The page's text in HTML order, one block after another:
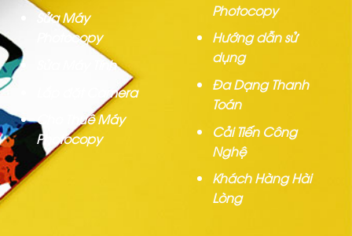
Sửa Máy
Photocopy
Sửa Máy Tính
Lắp đặt Camera
Cho Thuê Máy
Photocopy
Photocopy
Hướng dẫn sử
dụng
Đa Dạng Thanh
Toán
Cải Tiến Công
Nghệ
Khách Hàng Hài
Lòng